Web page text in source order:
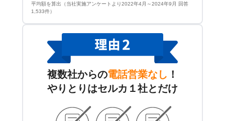
平均額を算出（当社実施アンケートより2022年4月～2024年9月 回答
1,533件）
複数社からの電話営業なし ！
やりとりはセルカ１社とだけ